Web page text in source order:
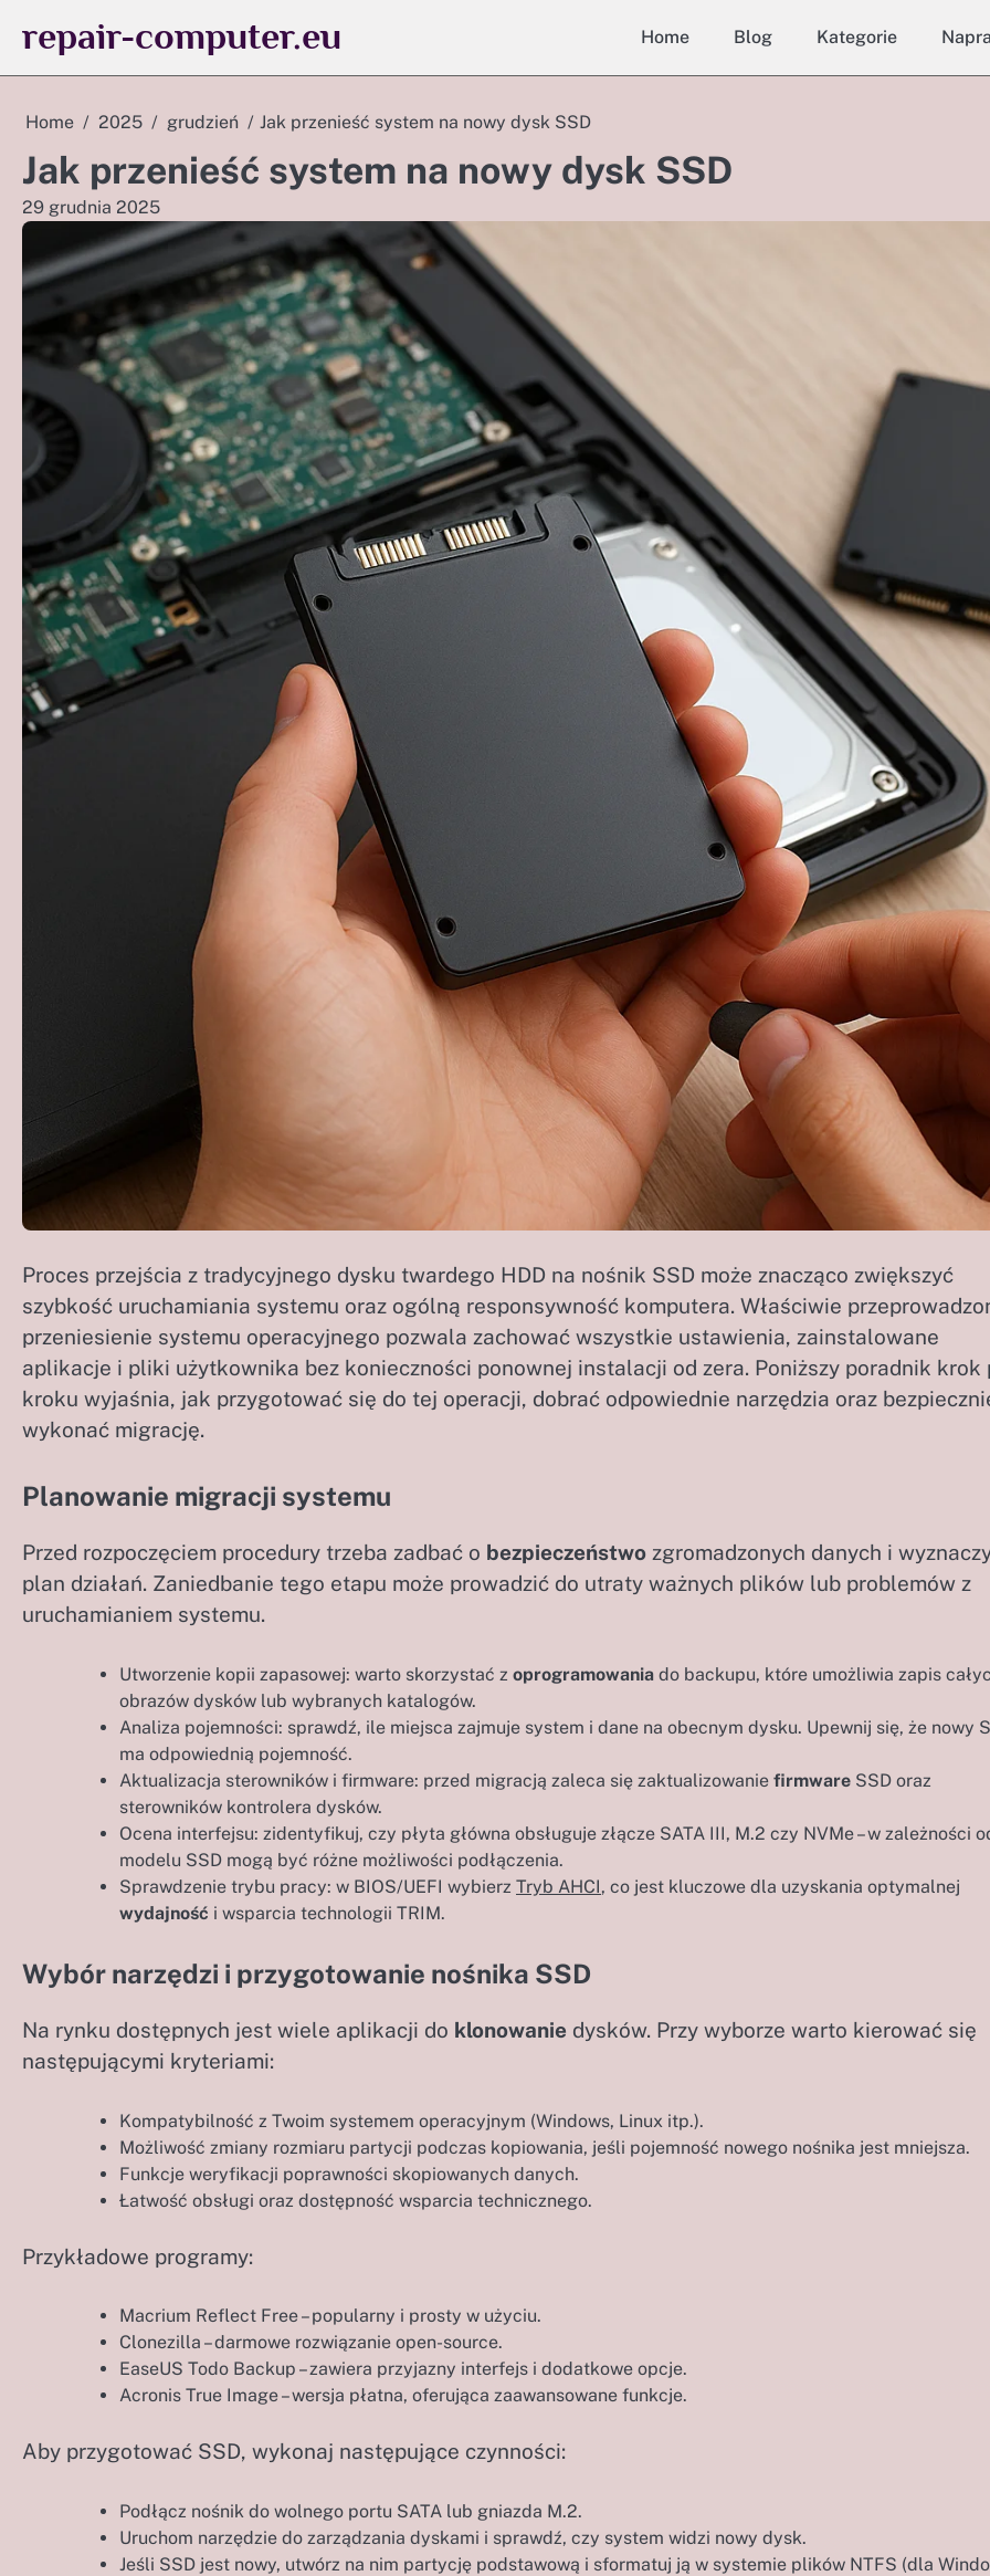
repair-computer.eu Home Blog Kategorie
Home 2025 grudzień Jak przenieść system na nowy dysk SSD
Jak przenieść system na nowy dysk SSD
29 grudnia 2025
Proces przejścia z tradycyjnego dysku twardego HDD na nośnik SSD może znacząco zwiększyć
szybkość uruchamiania systemu oraz ogólną responsywność komputera. Właściwie
przeniesienie systemu operacyjnego pozwala zachować wszystkie ustawienia, zainstalowane
aplikacje i pliki użytkownika bez konieczności ponownej instalacji od zera. Poniższy poradnik krok
kroku wyjaśnia, jak przygotować się do tej operacji, dobrać odpowiednie narzędzia oraz
wykonać migrację.
Planowanie migracji systemu
Przed rozpoczęciem procedury trzeba zadbać o bezpieczeństwo zgromadzonych danych i
plan działań. Zaniedbanie tego etapu może prowadzić do utraty ważnych plików lub problemów z
uruchamianiem systemu.
Utworzenie kopii zapasowej: warto skorzystać z oprogramowania do backupu, które umożliwia zapis
obrazów dysków lub wybranych katalogów.
Analiza pojemności: sprawdź, ile miejsca zajmuje system i dane na obecnym dysku. Upewnij się, że nowy
ma odpowiednią pojemność.
Aktualizacja sterowników i firmware: przed migracją zaleca się zaktualizowanie firmware SSD oraz
sterowników kontrolera dysków.
Ocena interfejsu: zidentyfikuj, czy płyta główna obsługuje złącze SATA III, M.2 czy NVMe – w zależności
modelu SSD mogą być różne możliwości podłączenia.
Sprawdzenie trybu pracy: w BIOS/UEFI wybierz Tryb AHCI, co jest kluczowe dla uzyskania optymalnej
wydajność i wsparcia technologii TRIM.
Wybór narzędzi i przygotowanie nośnika SSD
Na rynku dostępnych jest wiele aplikacji do klonowanie dysków. Przy wyborze warto kierować się
następującymi kryteriami:
Kompatybilność z Twoim systemem operacyjnym (Windows, Linux itp.).
Możliwość zmiany rozmiaru partycji podczas kopiowania, jeśli pojemność nowego nośnika jest mniejsza.
Funkcje weryfikacji poprawności skopiowanych danych.
Łatwość obsługi oraz dostępność wsparcia technicznego.
Przykładowe programy:
Macrium Reflect Free – popularny i prosty w użyciu.
Clonezilla – darmowe rozwiązanie open-source.
EaseUS Todo Backup – zawiera przyjazny interfejs i dodatkowe opcje.
Acronis True Image – wersja płatna, oferująca zaawansowane funkcje.
Aby przygotować SSD, wykonaj następujące czynności:
Podłącz nośnik do wolnego portu SATA lub gniazda M.2.
Uruchom narzędzie do zarządzania dyskami i sprawdź, czy system widzi nowy dysk.
Jeśli SSD jest nowy, utwórz na nim partycję podstawową i sformatuj ją w systemie plików NTFS (dla